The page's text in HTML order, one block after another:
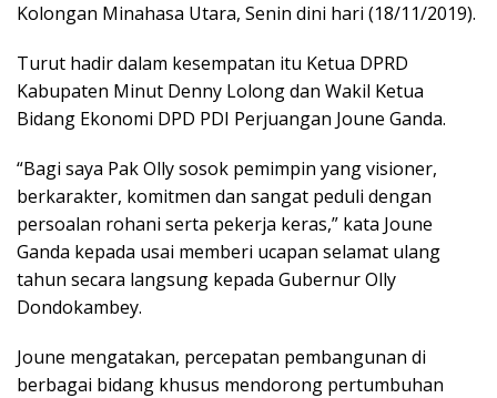
Kolongan Minahasa Utara, Senin dini hari (18/11/2019).
Turut hadir dalam kesempatan itu Ketua DPRD
Kabupaten Minut Denny Lolong dan Wakil Ketua
Bidang Ekonomi DPD PDI Perjuangan Joune Ganda.
“Bagi saya Pak Olly sosok pemimpin yang visioner,
berkarakter, komitmen dan sangat peduli dengan
persoalan rohani serta pekerja keras,” kata Joune
Ganda kepada usai memberi ucapan selamat ulang
tahun secara langsung kepada Gubernur Olly
Dondokambey.
Joune mengatakan, percepatan pembangunan di
berbagai bidang khusus mendorong pertumbuhan